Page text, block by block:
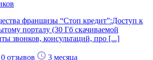
франшизы “Стоп кредит”:Доступ к
порталу (30 Гб скачиваемой
звонков, консультаций, про [...]
0 отзывов 3 месяца